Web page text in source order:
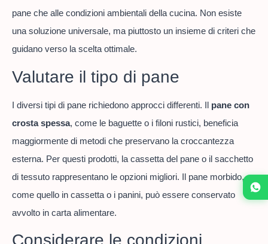
pane che alle condizioni ambientali della cucina. Non esiste
una soluzione universale, ma piuttosto un insieme di criteri che
guidano verso la scelta ottimale.
Valutare il tipo di pane
I diversi tipi di pane richiedono approcci differenti. Il pane con
crosta spessa, come le baguette o i filoni rustici, beneficia
maggiormente di metodi che preservano la croccantezza
esterna. Per questi prodotti, la cassetta del pane o il sacchetto
di tessuto rappresentano le opzioni migliori. Il pane morbido,
come quello in cassetta o i panini, può essere conservato
avvolto in carta alimentare.
Considerare le condizioni